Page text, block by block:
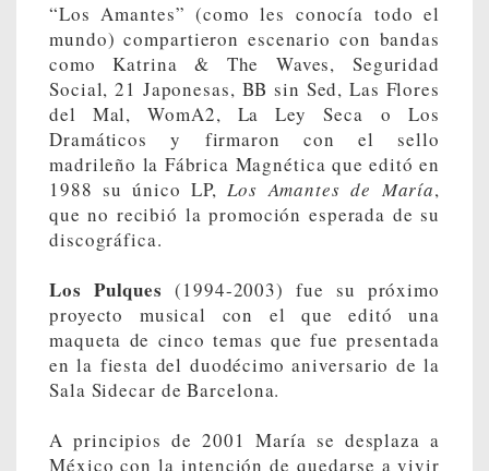
“Los Amantes” (como les conocía todo el
mundo) compartieron escenario con bandas
como Katrina & The Waves, Seguridad
Social, 21 Japonesas, BB sin Sed, Las Flores
del Mal, WomA2, La Ley Seca o Los
Dramáticos y firmaron con el sello
madrileño la Fábrica Magnética que editó en
1988 su único LP,Los Amantes de María,
que no recibió la promoción esperada de su
discográfica.
Los Pulques (1994-2003) fue su próximo
proyecto musical con el que editó una
maqueta de cinco temas que fue presentada
en la fiesta del duodécimo aniversario de la
Sala Sidecar de Barcelona.
A principios de 2001 María se desplaza a
México con la intención de quedarse a vivir